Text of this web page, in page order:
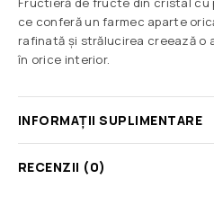
ce conferă un farmec aparte
rafinată și strălucirea creează o
în orice interior.
INFORMAȚII SUPLIMENTARE
RECENZII (0)